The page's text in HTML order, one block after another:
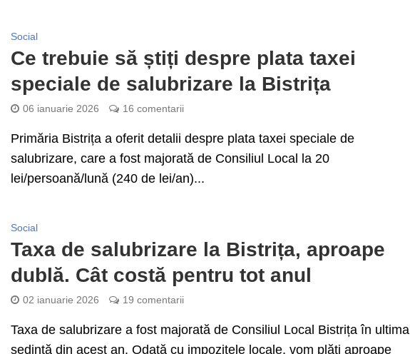
Social
Ce trebuie să știți despre plata taxei
speciale de salubrizare la Bistrița
06 ianuarie 2026 16 comentarii
Primăria Bistrița a oferit detalii despre plata taxei speciale de
salubrizare, care a fost majorată de Consiliul Local la 20
lei/persoană/lună (240 de lei/an)...
Social
Taxa de salubrizare la Bistrița, aproape
dublă. Cât costă pentru tot anul
02 ianuarie 2026 19 comentarii
Taxa de salubrizare a fost majorată de Consiliul Local Bistrița în ultima
ședință din acest an. Odată cu impozitele locale, vom plăti aproape